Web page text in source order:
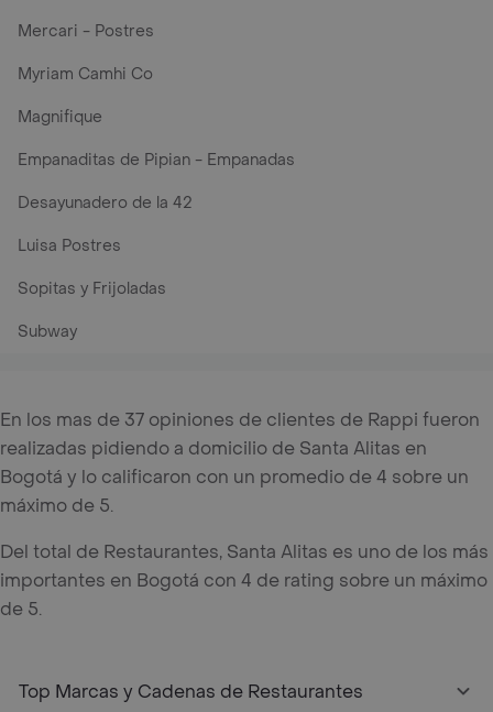
Mercari - Postres
Myriam Camhi Co
Magnifique
Empanaditas de Pipian - Empanadas
Desayunadero de la 42
Luisa Postres
Sopitas y Frijoladas
Subway
En los mas de 37 opiniones de clientes de Rappi fueron
realizadas pidiendo a domicilio de Santa Alitas en
Bogotá y lo calificaron con un promedio de 4 sobre un
máximo de 5.
Del total de Restaurantes, Santa Alitas es uno de los más
importantes en Bogotá con 4 de rating sobre un máximo
de 5.
Top Marcas y Cadenas de Restaurantes